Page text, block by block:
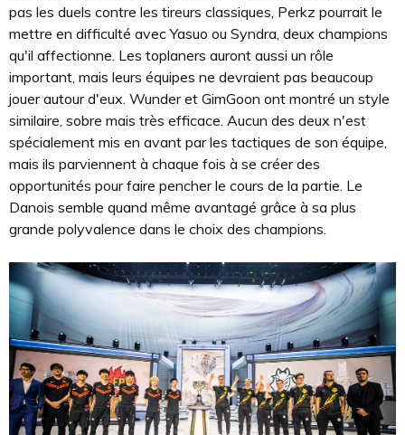
pas les duels contre les tireurs classiques, Perkz pourrait le
mettre en difficulté avec Yasuo ou Syndra, deux champions
qu'il affectionne. Les toplaners auront aussi un rôle
important, mais leurs équipes ne devraient pas beaucoup
jouer autour d'eux. Wunder et GimGoon ont montré un style
similaire, sobre mais très efficace. Aucun des deux n'est
spécialement mis en avant par les tactiques de son équipe,
mais ils parviennent à chaque fois à se créer des
opportunités pour faire pencher le cours de la partie. Le
Danois semble quand même avantagé grâce à sa plus
grande polyvalence dans le choix des champions.